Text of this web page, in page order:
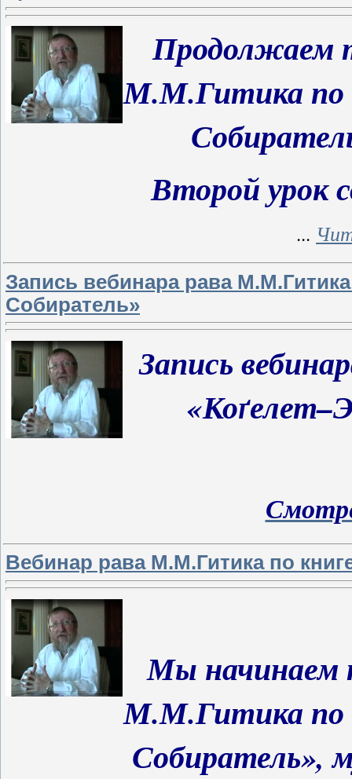
Продолжаем
М.М.Гитика по
Второй урок
...
Запись вебинара рава М.М.Гитика
Собиратель»
Запись
Вебинар рава М.М.Гитика по
Мы начинаем
М.М.Гитика по
Собиратель»,